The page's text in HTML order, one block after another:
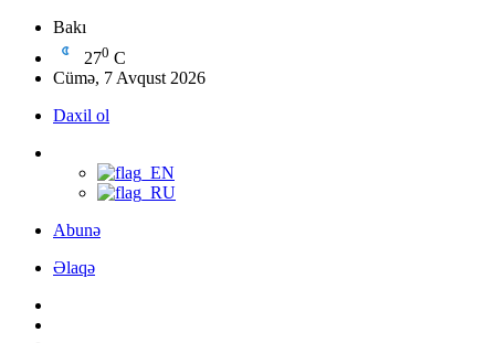
Bakı
270 C
Cümə, 7 Avqust 2026
Daxil ol
Abunə
Əlaqə